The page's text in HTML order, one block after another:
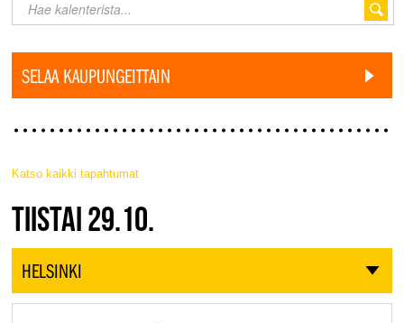
SELAA KAUPUNGEITTAIN
Katso kaikki tapahtumat
JAZZ FINLAND LIVE
TIISTAI 29.10.
HELSINKI